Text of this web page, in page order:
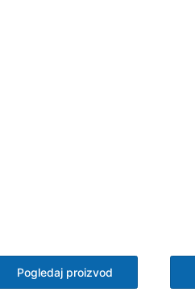
Pogledaj proizvod